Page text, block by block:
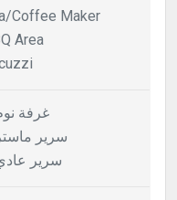
Coffee Maker
Area
1 غرفة
1 سرير ماستر
0 سرير